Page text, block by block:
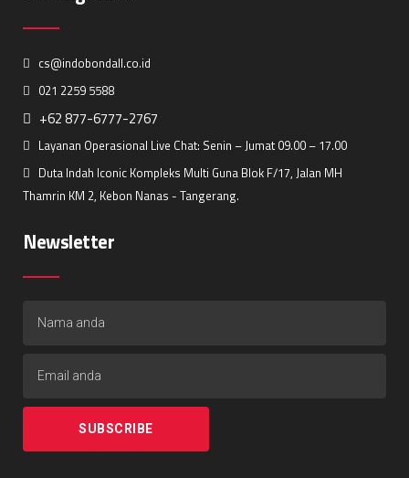
cs@indobondall.co.id
021 2259 5588
+62 877-6777-2767
Layanan Operasional Live Chat: Senin – Jumat 09.00 – 17.00
Duta Indah Iconic Kompleks Multi Guna Blok F/17, Jalan MH
Thamrin KM 2, Kebon Nanas - Tangerang.
Newsletter